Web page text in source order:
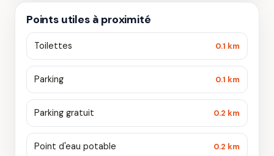
Points utiles à proximité
Toilettes 0.1 km
Parking 0.1 km
Parking gratuit 0.2 km
Point d'eau potable 0.2 km